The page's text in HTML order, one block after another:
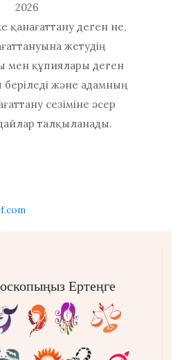
2026
қанағаттану деген не,
жетудің
мен құпиялары деген
беріледі және адамның
сезіміне әсер
талқыланады.
Ертеңге